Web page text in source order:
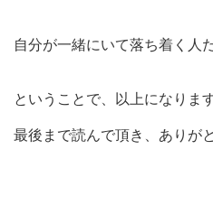
自分が一緒にいて落ち着く人
ということで、以上になります
最後まで読んで頂き、ありが